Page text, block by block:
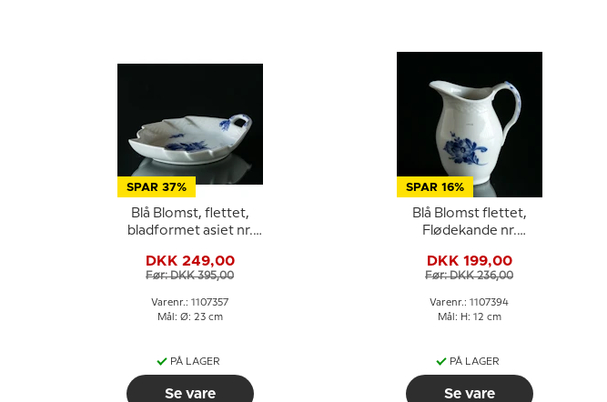
SPAR 37%
Blå Blomst, flettet,
bladformet asiet nr.
Royal Copenhagen
23cm
DKK 249,00
Før: DKK 395,00
Varenr.: 1107357
Mål: Ø: 23 cm
PÅ LAGER
Se vare
SPAR 16%
Blå Blomst flettet,
Flødekande nr.
Royal Copenhagen
DKK 199,00
Før: DKK 236,00
Varenr.: 1107394
Mål: H: 12 cm
PÅ LAGER
Se vare